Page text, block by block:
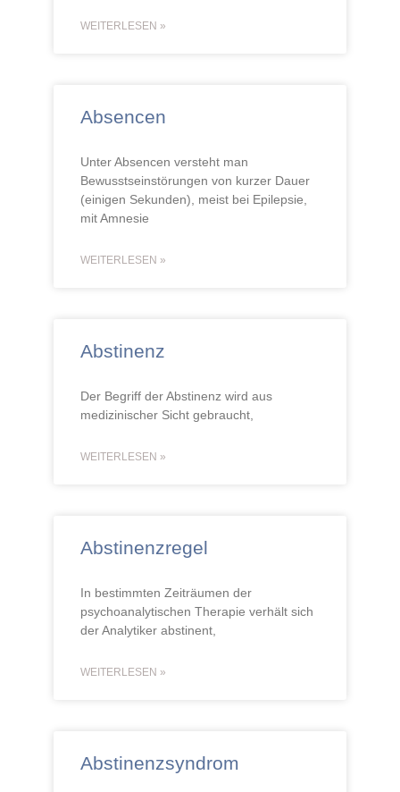
WEITERLESEN »
Absencen
Unter Absencen versteht man
Bewusstseinstörungen von kurzer Dauer
(einigen Sekunden), meist bei Epilepsie,
mit Amnesie
WEITERLESEN »
Abstinenz
Der Begriff der Abstinenz wird aus
medizinischer Sicht gebraucht,
WEITERLESEN »
Abstinenzregel
In bestimmten Zeiträumen der
psychoanalytischen Therapie verhält sich
der Analytiker abstinent,
WEITERLESEN »
Abstinenzsyndrom